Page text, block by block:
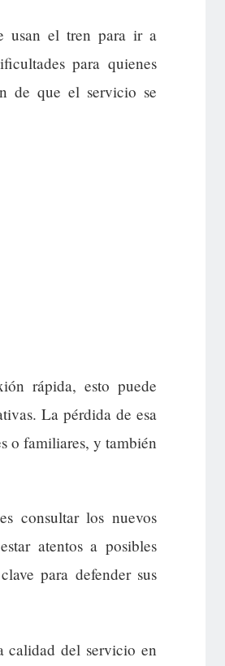
usan el tren para ir a
para quienes
de que el servicio se
rápida, esto puede
La pérdida de esa
o familiares, y también
consultar los nuevos
atentos a posibles
para defender sus
calidad del servicio en